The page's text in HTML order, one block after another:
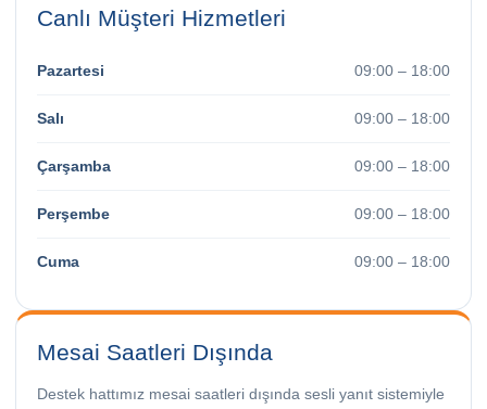
Canlı Müşteri Hizmetleri
Pazartesi 09:00 – 18:00
Salı 09:00 – 18:00
Çarşamba 09:00 – 18:00
Perşembe 09:00 – 18:00
Cuma 09:00 – 18:00
Mesai Saatleri Dışında
Destek hattımız mesai saatleri dışında sesli yanıt sistemiyle